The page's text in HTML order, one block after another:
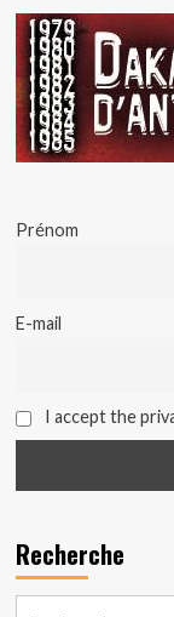
Prénom
E-mail
I accept the
Recherche